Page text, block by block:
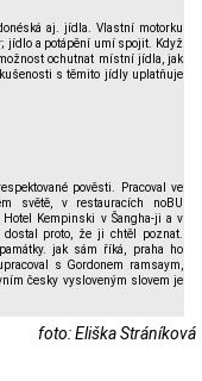
aj. jídla. Vlastní motorku
jídlo a potápění umí spojit. Když
ochutnat místní jídla, jak
s těmito jídly uplatňuje
pověsti. Pracoval ve
světě, v restauracích noBU
Kempinski v Šangha-ji a v
proto, že ji chtěl poznat.
jak sám říká, praha ho
s Gordonem ramsaym,
česky vysloveným slovem je
foto: Eliška Stráníková